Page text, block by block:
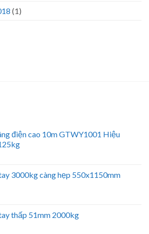
(1)
điện cao 10m GTWY1001 Hiệu
3000kg càng hẹp 550x1150mm
thấp 51mm 2000kg